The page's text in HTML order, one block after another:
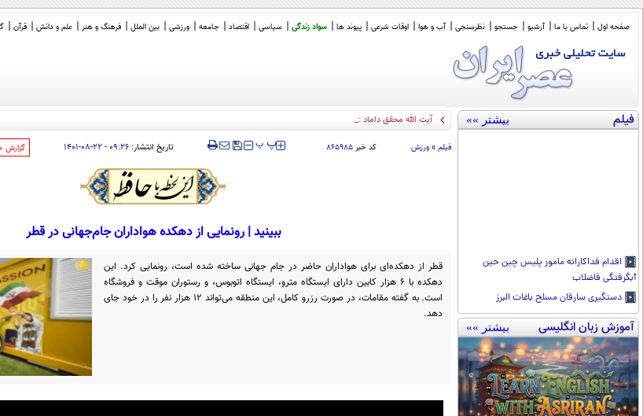
صفحه اول تماس با ما آرشیو جستجو نظرسنجی آب و هوا اوقات شرعی پیوند ها سواد زندگی سیاسی اقتصاد جامعه ورزشی بین الملل فرهنگ و هنر علم و دانش قرآن
فیلم بیشتر »»
اقدام فداکارانه مامور پلیس چین حین
آبگرفتگی فاضلاب
دستگیری سارقان مسلح باغات البرز
آموزش زبان انگلیسی بیشتر »»
آیت الله محقق داماد : در عصر رسول الله ح
فیلم » ورزش کد خبر ۸۶۵۹۸۵ ‍‍‍ پ پ تاریخ انتشار: ۰۹:۲۶ - ۲۲-۰۸-۱۴۰۱ ‌گزارش
ببینید | رونمایی از دهکده هواداران جام‌جهانی در قطر
قطر از دهکده‌ای برای هواداران حاضر در جام جهانی ساخته شده است، رونمایی کرد. این
دهکده با ۶ هزار کابین دارای ایستگاه مترو، ایستگاه اتوبوس، و رستوران موقت و فروشگاه
است. به گفته مقامات، در صورت رزرو کامل، این منطقه می‌تواند ۱۲ هزار نفر را در خود جای
دهد.